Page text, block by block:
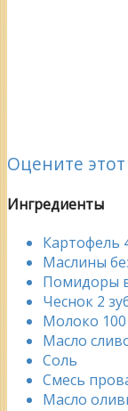
Оцените
Ингредиенты
Картофель
Маслины
Помидоры
Чеснок 2
Молоко
Масло
Соль
Смесь
Масло